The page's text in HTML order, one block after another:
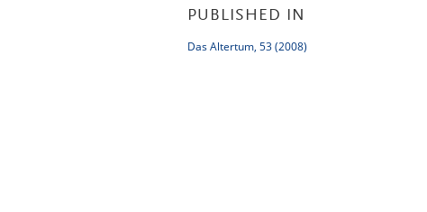
PUBLISHED IN
Das Altertum, 53 (2008)